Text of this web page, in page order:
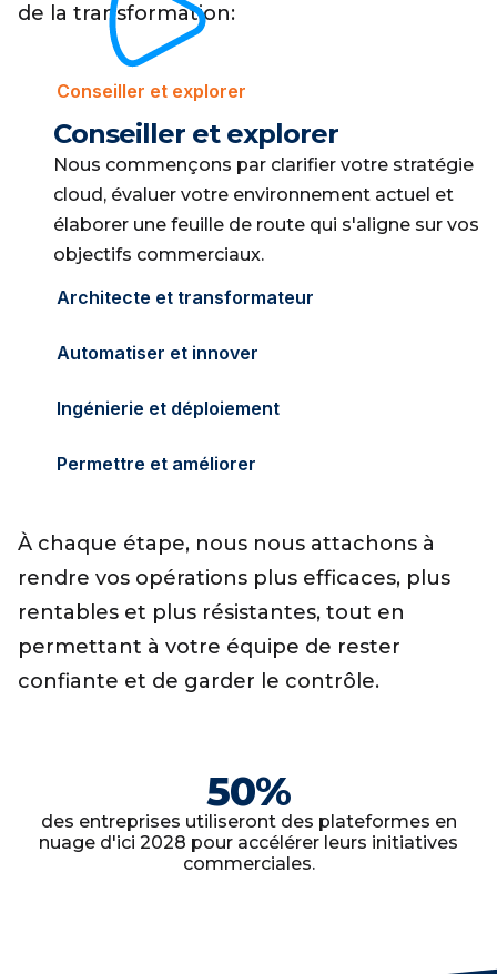
de la transformation:
Conseiller et explorer
Architecte et transformateur
Automatiser et innover
Ingénierie et déploiement
Permettre et améliorer
Conseiller et explorer
Nous commençons par clarifier votre stratégie
cloud, évaluer votre environnement actuel et
élaborer une feuille de route qui s'aligne sur vos
objectifs commerciaux.
À chaque étape, nous nous attachons à
rendre vos opérations plus efficaces, plus
rentables et plus résistantes, tout en
permettant à votre équipe de rester
confiante et de garder le contrôle.
des entreprises utiliseront des plateformes en
nuage d'ici 2028 pour accélérer leurs initiatives
commerciales.
50%